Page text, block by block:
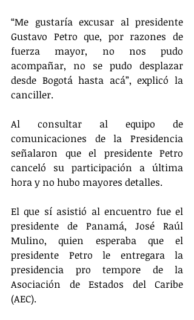
“Me gustaría excusar al presidente
Gustavo Petro que, por razones de
fuerza mayor, no nos pudo
acompañar, no se pudo desplazar
desde Bogotá hasta acá”, explicó la
canciller.
Al consultar al equipo de
comunicaciones de la Presidencia
señalaron que el presidente Petro
canceló su participación a última
hora y no hubo mayores detalles.
El que sí asistió al encuentro fue el
presidente de Panamá, José Raúl
Mulino, quien esperaba que el
presidente Petro le entregara la
presidencia pro tempore de la
Asociación de Estados del Caribe
(AEC).